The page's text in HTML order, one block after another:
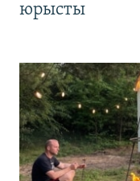
юрысты